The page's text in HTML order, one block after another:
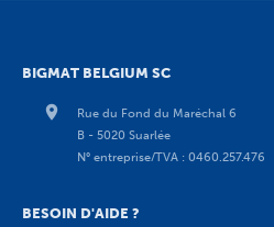
BIGMAT BELGIUM SC
Rue du Fond du Maréchal 6
B - 5020 Suarlée
N° entreprise/TVA : 0460.257.476
BESOIN D'AIDE ?